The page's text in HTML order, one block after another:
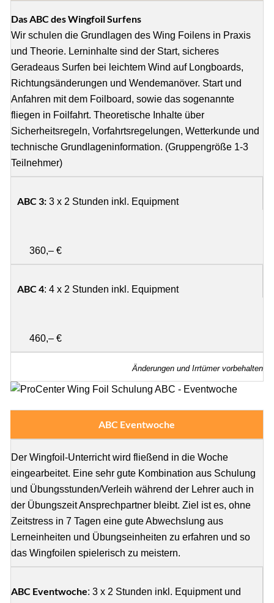
Das ABC des Wingfoil Surfens
Wir schulen die Grundlagen des Wing Foilens in Praxis
und Theorie. Lerninhalte sind der Start, sicheres
Geradeaus Surfen bei leichtem Wind auf Longboards,
Richtungsänderungen und Wendemanöver. Start und
Anfahren mit dem Foilboard, sowie das sogenannte
fliegen in Foilfahrt. Theoretische Inhalte über
Sicherheitsregeln, Vorfahrtsregelungen, Wetterkunde und
technische Grundlageninformation. (Gruppengröße 1-3
Teilnehmer)
ABC 3:3 x 2 Stunden inkl. Equipment
360,– €
ABC 4: 4 x 2 Stunden inkl. Equipment
460,– €
Änderungen und Irrtümer vorbehalten
ABC Eventwoche
Der Wingfoil-Unterricht wird fließend in die Woche
eingearbeitet. Eine sehr gute Kombination aus Schulung
und Übungsstunden/Verleih während der Lehrer auch in
der Übungszeit Ansprechpartner bleibt. Ziel ist es, ohne
Zeitstress in 7 Tagen eine gute Abwechslung aus
Lerneinheiten und Übungseinheiten zu erfahren und so
das Wingfoilen spielerisch zu meistern.
ABC Eventwoche: 3 x 2 Stunden inkl. Equipment und